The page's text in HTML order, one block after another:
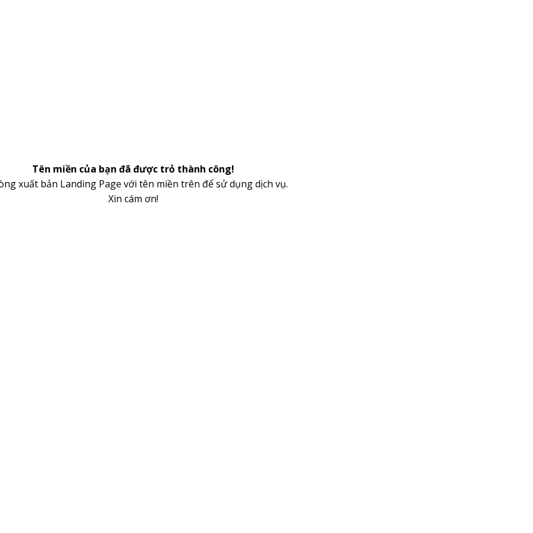
Tên miền của bạn đã được trỏ thành công!
xuất bản Landing Page với tên miền trên để sử dụng dịch vụ.
Xin cám ơn!